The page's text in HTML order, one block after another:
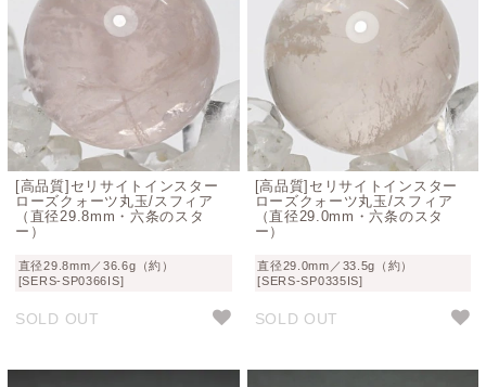
[高品質]セリサイトインスター
ローズクォーツ丸玉/スフィア
（直径29.8mm・六条のスタ
ー）
直径29.8mm／36.6g（約）
[SERS-SP0366IS]
SOLD OUT
[高品質]セリサイトインスター
ローズクォーツ丸玉/スフィア
（直径29.0mm・六条のスタ
ー）
直径29.0mm／33.5g（約）
[SERS-SP0335IS]
SOLD OUT